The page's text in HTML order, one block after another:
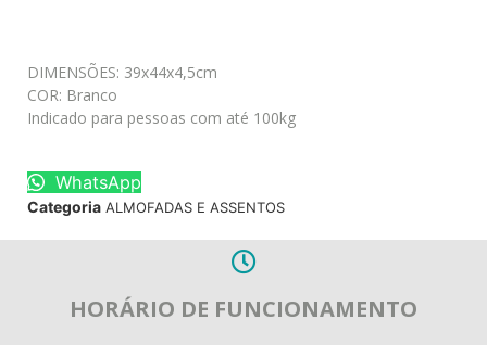
DIMENSÕES: 39x44x4,5cm
COR: Branco
Indicado para pessoas com até 100kg
WhatsApp
Categoria ALMOFADAS E ASSENTOS
HORÁRIO DE FUNCIONAMENTO